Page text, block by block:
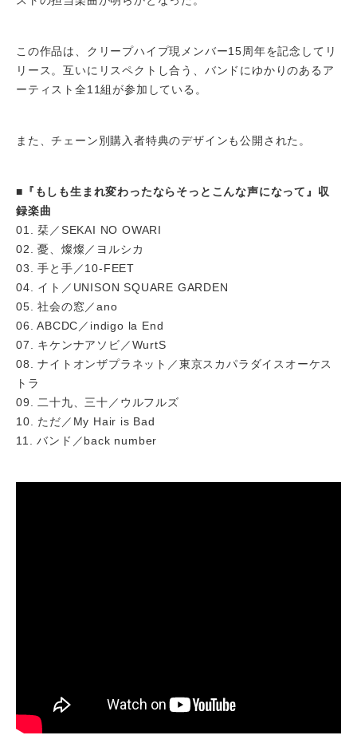
この作品は、クリープハイプ現メンバー15周年を記念してリ
リース。互いにリスペクトし合う、バンドにゆかりのあるア
ーティスト全11組が参加している。
また、チェーン別購入者特典のデザインも公開された。
■『もしも生まれ変わったならそっとこんな声になって』収
録楽曲
01. 栞／SEKAI NO OWARI
02. 憂、燦燦／ヨルシカ
03. 手と手／10-FEET
04. イト／UNISON SQUARE GARDEN
05. 社会の窓／ano
06. ABCDC／indigo la End
07. キケンナアソビ／WurtS
08. ナイトオンザプラネット／東京スカパラダイスオーケス
トラ
09. 二十九、三十／ウルフルズ
10. ただ／My Hair is Bad
11. バンド／back number